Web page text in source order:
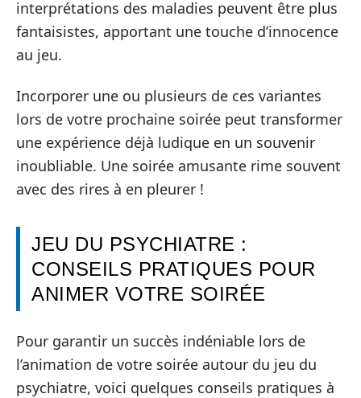
interprétations des maladies peuvent être plus
fantaisistes, apportant une touche d’innocence
au jeu.
Incorporer une ou plusieurs de ces variantes
lors de votre prochaine soirée peut transformer
une expérience déjà ludique en un souvenir
inoubliable. Une soirée amusante rime souvent
avec des rires à en pleurer !
JEU DU PSYCHIATRE :
CONSEILS PRATIQUES POUR
ANIMER VOTRE SOIRÉE
Pour garantir un succès indéniable lors de
l’animation de votre soirée autour du jeu du
psychiatre, voici quelques conseils pratiques à